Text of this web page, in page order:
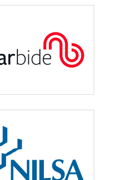
NAFARBIDE
Otros
NILSA
Medio ambiente